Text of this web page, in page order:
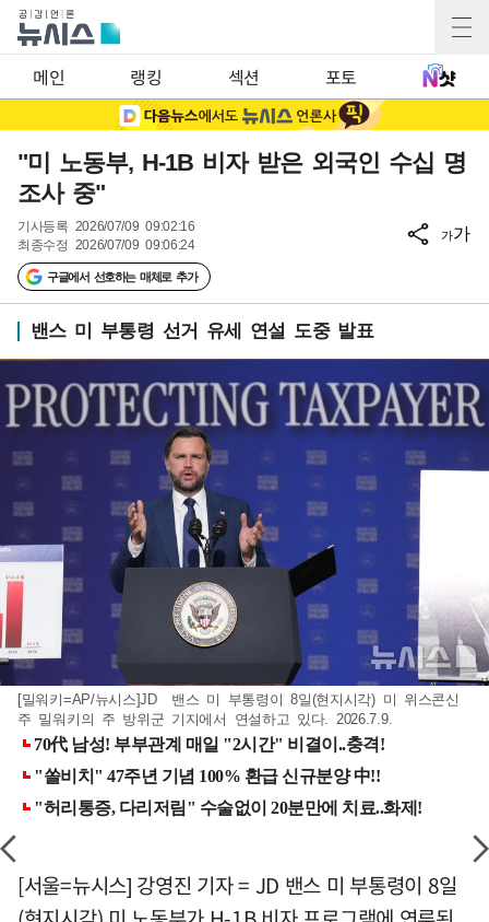
메인 랭킹 섹션 포토
"미 노동부, H-1B 비자 받은 외국인 수십 명
조사 중"
기사등록 2026/07/09 09:02:16
최종수정 2026/07/09 09:06:24
구글에서 선호하는 매체로 추가
가가
밴스 미 부통령 선거 유세 연설 도중 발표
[밀워키=AP/뉴시스]JD 밴스 미 부통령이 8일(현지시각) 미 위스콘신
주 밀워키의 주 방위군 기지에서 연설하고 있다. 2026.7.9.
[서울=뉴시스] 강영진 기자 = JD 밴스 미 부통령이 8일